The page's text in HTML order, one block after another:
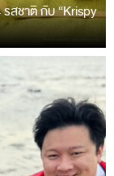
สชาติ กับ “Krispy